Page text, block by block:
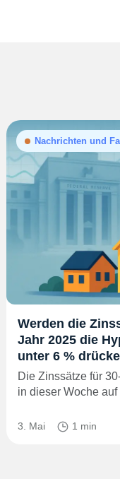
Nachrichten und
Werden die
Jahr 2025 die
unter 6 %
Die Zinssätze für
in dieser Woche
3. Mai 1 min